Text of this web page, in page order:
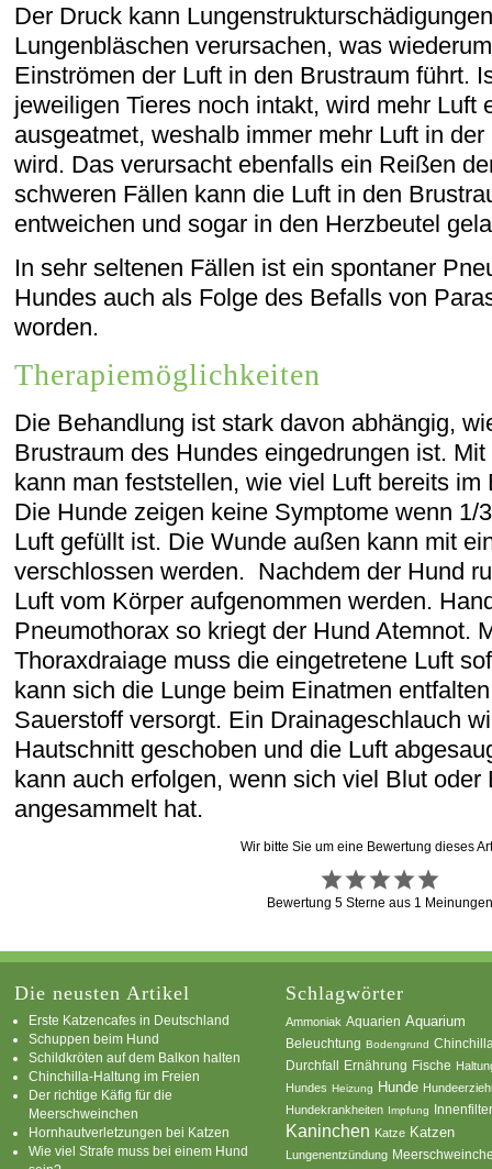
Der Druck kann
Lungenbläschen verursachen, was
Einströmen der Luft in den Brustraum führt.
jeweiligen Tieres noch intakt, wird mehr Luft
ausgeatmet, weshalb immer mehr Luft in
wird. Das verursacht ebenfalls ein Reißen
schweren Fällen kann die Luft in den
entweichen und sogar in den Herzbeutel
In sehr seltenen Fällen ist ein spontaner
Hundes auch als Folge des Befalls von
worden.
Therapiemöglichkeiten
Die Behandlung ist stark davon abhängig,
Brustraum des Hundes eingedrungen ist.
kann man feststellen, wie viel Luft bereits
Die Hunde zeigen keine Symptome wenn 1/
Luft gefüllt ist. Die Wunde außen kann mit
verschlossen werden. Nachdem der Hund
Luft vom Körper aufgenommen werden.
Pneumothorax so kriegt der Hund Atemnot.
Thoraxdraiage muss die eingetretene Luft
kann sich die Lunge beim Einatmen
Sauerstoff versorgt. Ein Drainageschlauch
Hautschnitt geschoben und die Luft
kann auch erfolgen, wenn sich viel Blut oder
angesammelt hat.
Wir bitte Sie um eine Bewertung dieses
Bewertung5 Sterne aus 1
Die neusten Artikel
Erste Katzencafes in Deutschland
Schuppen beim Hund
Schildkröten auf dem Balkon halten
Chinchilla-Haltung im Freien
Der richtige Käfig für die
Meerschweinchen
Hornhautverletzungen bei Katzen
Wie viel Strafe muss bei einem Hund
Schlagwörter
Ammoniak Aquarien Aquarium
Beleuchtung Bodengrund
Durchfall Ernährung Fische
Hundes Heizung Hunde
Hundekrankheiten Impfung
Kaninchen Katze Katzen
Lungenentzündung